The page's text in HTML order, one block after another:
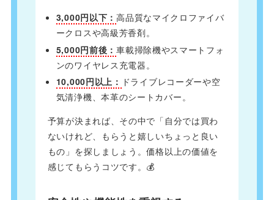
3,000円以下：高品質なマイクロファイバ
ークロスや高級芳香剤。
5,000円前後：車載掃除機やスマートフォ
ンのワイヤレス充電器。
10,000円以上： ドライブレコーダーや空
気清浄機、本革のシートカバー。
予算が決まれば、その中で「自分では買わ
ないけれど、もらうと嬉しいちょっと良い
もの」を探しましょう。価格以上の価値を
感じてもらうコツです。💰